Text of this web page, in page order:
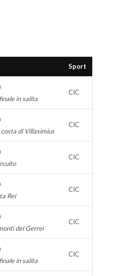
Sport
in salita
CIC
di Villasimius
CIC
CIC
Rei
CIC
del Gerrei
CIC
in salita
CIC